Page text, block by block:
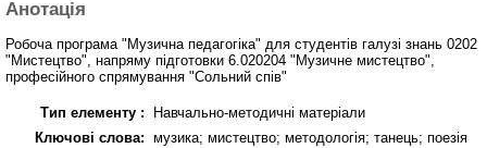
Анотація
Робоча програма "Музична педагогіка" для студентів галузі знань 0202
"Мистецтво", напряму підготовки 6.020204 "Музичне мистецтво",
професійного спрямування "Сольний спів"
Тип елементу :
Навчально-методичні матеріали
Ключові слова: музика; мистецтво; методологія; танець; поезія